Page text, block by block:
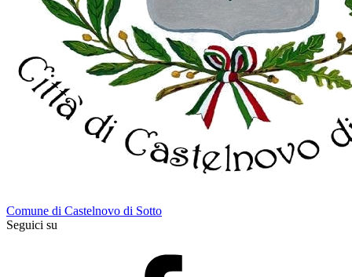
Comune di Castelnovo di Sotto
Seguici su